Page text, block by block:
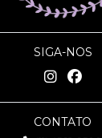
SIGA-NOS
CONTATO